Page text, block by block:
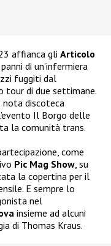
affianca gli Articolo
di un’infermiera
fuggiti dal
tour di due settimane.
discoteca
Il Borgo delle
la comunità trans.
come
Pic Mag Show, su
la copertina per il
E sempre lo
nel
insieme ad alcuni
di Thomas Kraus.